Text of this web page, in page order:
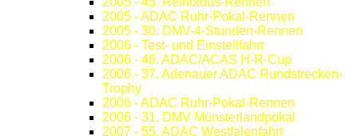
2005 - ADAC Ruhr-Pokal-Rennen
2005 - 30. DMV-4-Stunden-Rennen
2006 - Test- und Einstellfahrt
2006 - 48. ADAC/ACAS H-R-Cup
2006 - 37. Adenauer ADAC Rundstrecken-
Trophy
2006 - ADAC Ruhr-Pokal-Rennen
2006 - 31. DMV Münsterlandpokal
2007 - 55. ADAC Westfalenfahrt